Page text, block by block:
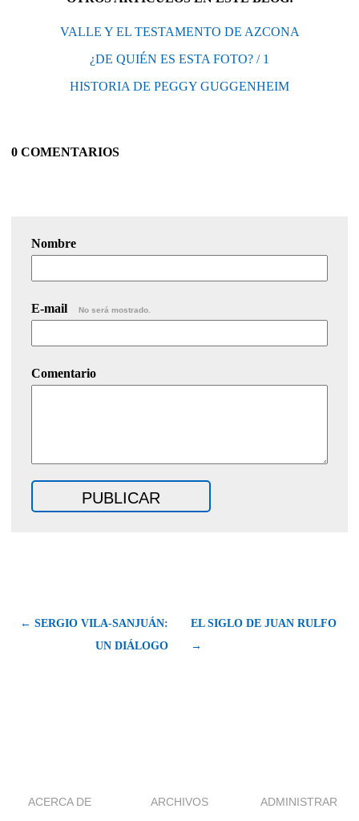
VALLE Y EL TESTAMENTO DE AZCONA
¿DE QUIÉN ES ESTA FOTO? / 1
HISTORIA DE PEGGY GUGGENHEIM
0 COMENTARIOS
Nombre
E-mail No será mostrado.
Comentario
← SERGIO VILA-SANJUÁN:
UN DIÁLOGO
EL SIGLO DE JUAN RULFO
→
ACERCA DE ARCHIVOS ADMINISTRAR